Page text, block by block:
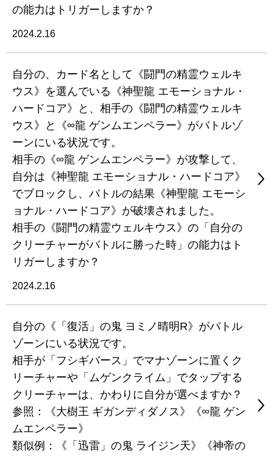
の能力はトリガーしますか？
2024.2.16
自分の、カード名として《闘門の精霊ウェルキ
ウス》を選んでいる《神聖龍 エモーショナル・
ハードコア》と、相手の《闘門の精霊ウェルキ
ウス》と《∞龍 ゲンムエンペラー》がバトルゾ
ーンにいる状況です。
相手の《∞龍 ゲンムエンペラー》が攻撃して、
自分は《神聖龍 エモーショナル・ハードコア》
でブロックし、バトルの結果《神聖龍 エモーシ
ョナル・ハードコア》が破壊されました。
相手の《闘門の精霊ウェルキウス》の「自分の
クリーチャーがバトルに勝った時」の能力はト
リガーしますか？
2024.2.16
自分の《「復活」の鬼 ヨミノ晴明R》がバトル
ゾーンにいる状況です。
相手が「フシギバース」でマナゾーンに置くク
リーチャーや「ムゲンクライム」でタップする
クリーチャーは、かわりに自分が選べますか？
参照：《大樹王 ギガンディダノス》《∞龍 ゲン
ムエンペラー》
類似例：《「迅雷」の鬼 ライジン天》《神帝の